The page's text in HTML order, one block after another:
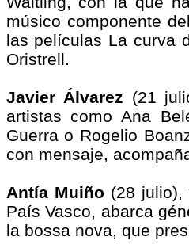
músico componente
las películas La curva
Oristrell.
Javier Álvarez (21
artistas como Ana
Guerra o Rogelio
con mensaje,
Antía Muiño (28
País Vasco, abarca
la bossa nova, que